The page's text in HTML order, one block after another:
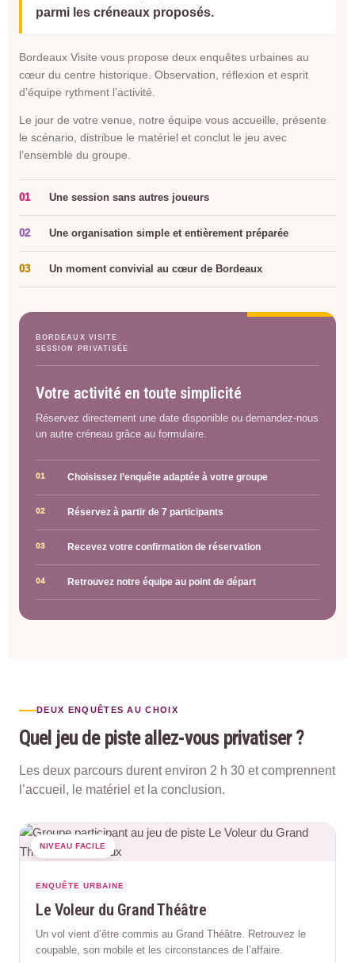
parmi les créneaux proposés.
Bordeaux Visite vous propose deux enquêtes urbaines au
cœur du centre historique. Observation, réflexion et esprit
d’équipe rythment l’activité.
Le jour de votre venue, notre équipe vous accueille, présente
le scénario, distribue le matériel et conclut le jeu avec
l’ensemble du groupe.
01 Une session sans autres joueurs
02 Une organisation simple et entièrement préparée
03 Un moment convivial au cœur de Bordeaux
BORDEAUX VISITE
SESSION PRIVATISÉE
Votre activité en toute simplicité
Réservez directement une date disponible ou demandez-nous
un autre créneau grâce au formulaire.
01 Choisissez l’enquête adaptée à votre groupe
02 Réservez à partir de 7 participants
03 Recevez votre confirmation de réservation
04 Retrouvez notre équipe au point de départ
DEUX ENQUÊTES AU CHOIX
Quel jeu de piste allez-vous privatiser ?
Les deux parcours durent environ 2 h 30 et comprennent
l’accueil, le matériel et la conclusion.
NIVEAU FACILE
ENQUÊTE URBAINE
Le Voleur du Grand Théâtre
Un vol vient d’être commis au Grand Théâtre. Retrouvez le
coupable, son mobile et les circonstances de l’affaire.